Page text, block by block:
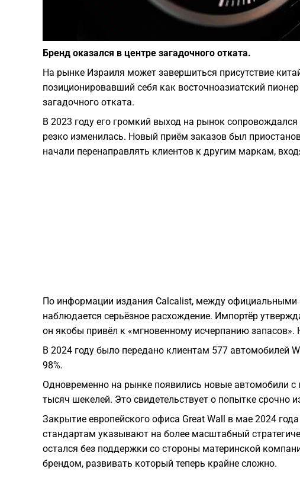
Бренд оказался в центре загадочного отката.
На рынке Израиля может завершиться присутствие
позиционировавший себя как восточноазиатский
загадочного отката.
В 2023 году его громкий выход на рынок
резко изменилась. Новый приём заказов был
начали перенаправлять клиентов к другим маркам,
По информации издания Calcalist, между официальными
наблюдается серьёзное расхождение. Импортёр
он якобы привёл к «мгновенному исчерпанию
В 2024 году было передано клиентам 577 автомобилей
98%.
Одновременно на рынке появились новые автомобили
тысяч шекелей. Это свидетельствует о попытке срочно
Закрытие европейского офиса Great Wall в мае 2024
стандартам указывают на более масштабный
остался без поддержки со стороны материнской
брендом, развивать который теперь крайне сложно.